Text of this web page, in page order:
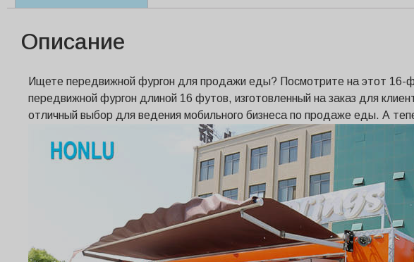
Описание
Ищете передвижной фургон для продажи еды? Посмотрите на этот 16-
передвижной фургон длиной 16 футов, изготовленный на заказ для
отличный выбор для ведения мобильного бизнеса по продаже еды. А